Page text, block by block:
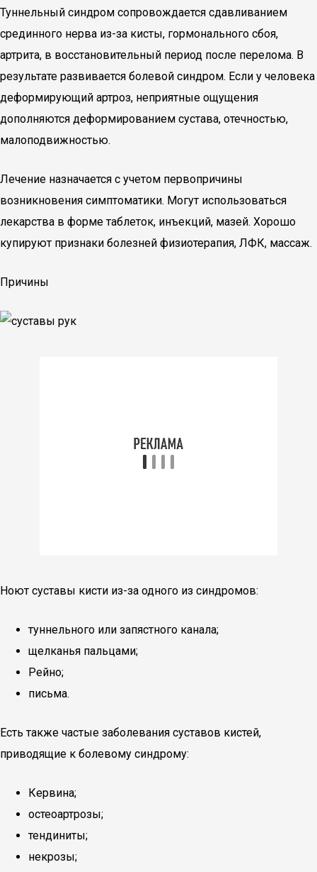
Туннельный синдром сопровождается сдавливанием
срединного нерва из-за кисты, гормонального сбоя,
артрита, в восстановительный период после перелома. В
результате развивается болевой синдром. Если у человека
деформирующий артроз, неприятные ощущения
дополняются деформированием сустава, отечностью,
малоподвижностью.
Лечение назначается с учетом первопричины
возникновения симптоматики. Могут использоваться
лекарства в форме таблеток, инъекций, мазей. Хорошо
купируют признаки болезней физиотерапия, ЛФК, массаж.
Причины
Ноют суставы кисти из-за одного из синдромов:
туннельного или запястного канала;
щелканья пальцами;
Рейно;
письма.
Есть также частые заболевания суставов кистей,
приводящие к болевому синдрому:
Кервина;
остеоартрозы;
тендиниты;
некрозы;